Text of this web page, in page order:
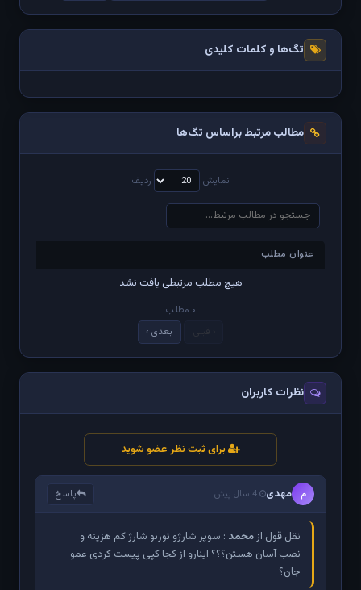
تگ‌ها و کلمات کلیدی
مطالب مرتبط براساس تگ‌ها
نمایش ردیف
عنوان مطلب
هیچ مطلب مرتبطی یافت نشد
۰ مطلب
بعدی ›
نظرات کاربران
برای ثبت نظر عضو شوید
م مهدی 4 سال پیش پاسخ
نقل قول از محمد : سوپر شارژو توربو شارژ کم هزینه و
نصب آسان هستن؟؟؟ اینارو از کجا کپی پیست کردی عمو
جان؟